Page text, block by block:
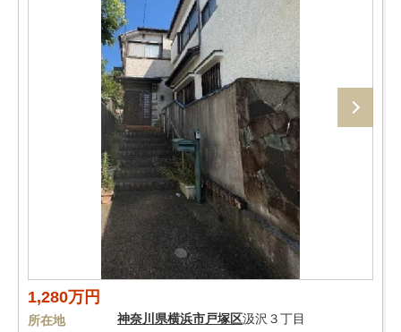
1,280万円
所在地 神奈川県横浜市戸塚区汲沢３丁目